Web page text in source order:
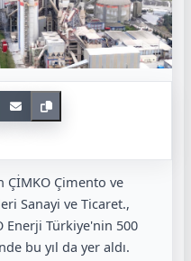
ÇİMKO Çimento ve
Sanayi ve Ticaret.,
Enerji Türkiye'nin 500
bu yıl da yer aldı.